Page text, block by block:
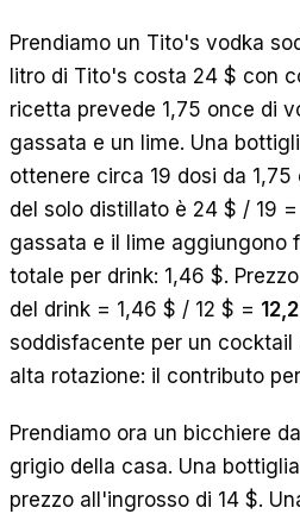
Prendiamo un Tito's vodka
litro di Tito's costa 24 $ con
ricetta prevede 1,75 once di
gassata e un lime. Una
ottenere circa 19 dosi da
del solo distillato è 24 $ / 19 =
gassata e il lime aggiungono
totale per drink: 1,46 $.
del drink = 1,46 $ / 12 $ =
soddisfacente per un
alta rotazione: il contributo
Prendiamo ora un bicchiere
grigio della casa. Una
prezzo all'ingrosso di 14 $.